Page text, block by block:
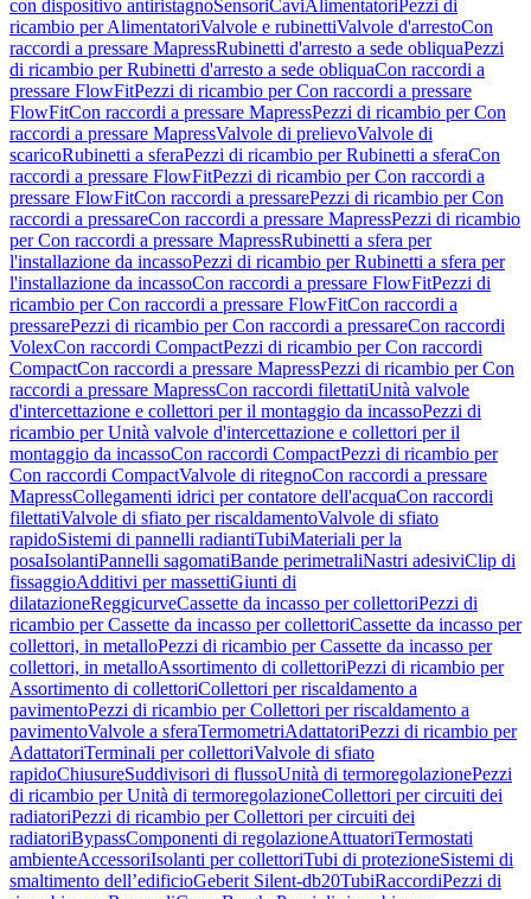
con dispositivo antiristagnoSensoriCaviAlimentatori Pezzi di
ricambio per AlimentatoriValvole e rubinettiValvole d'arrestoCon
raccordi a pressare MapressRubinetti d'arresto a sede obliquaPezzi
di ricambio per Rubinetti d'arresto a sede obliquaCon raccordi a
pressare FlowFitPezzi di ricambio per Con raccordi a pressare
FlowFitCon raccordi a pressare MapressPezzi di ricambio per Con
raccordi a pressare MapressValvole di prelievoValvole di
scaricoRubinetti a sferaPezzi di ricambio per Rubinetti a sferaCon
raccordi a pressare FlowFitPezzi di ricambio per Con raccordi a
pressare FlowFitCon raccordi a pressarePezzi di ricambio per Con
raccordi a pressareCon raccordi a pressare MapressPezzi di ricambio
per Con raccordi a pressare MapressRubinetti a sfera per
l'installazione da incassoPezzi di ricambio per Rubinetti a sfera per
l'installazione da incassoCon raccordi a pressare FlowFitPezzi di
ricambio per Con raccordi a pressare FlowFitCon raccordi a
pressarePezzi di ricambio per Con raccordi a pressareCon raccordi
VolexCon raccordi CompactPezzi di ricambio per Con raccordi
CompactCon raccordi a pressare MapressPezzi di ricambio per Con
raccordi a pressare MapressCon raccordi filettatiUnità valvole
d'intercettazione e collettori per il montaggio da incassoPezzi di
ricambio per Unità valvole d'intercettazione e collettori per il
montaggio da incassoCon raccordi CompactPezzi di ricambio per
Con raccordi CompactValvole di ritegnoCon raccordi a pressare
MapressCollegamenti idrici per contatore dell'acquaCon raccordi
filettatiValvole di sfiato per riscaldamentoValvole di sfiato
rapidoSistemi di pannelli radiantiTubiMateriali per la
posaIsolantiPannelli sagomatiBande perimetraliNastri adesiviClip di
fissaggioAdditivi per massettiGiunti di
dilatazioneReggicurveCassette da incasso per collettoriPezzi di
ricambio per Cassette da incasso per collettoriCassette da incasso per
collettori, in metalloPezzi di ricambio per Cassette da incasso per
collettori, in metalloAssortimento di collettoriPezzi di ricambio per
Assortimento di collettoriCollettori per riscaldamento a
pavimentoPezzi di ricambio per Collettori per riscaldamento a
pavimentoValvole a sferaTermometriAdattatoriPezzi di ricambio per
AdattatoriTerminali per collettoriValvole di sfiato
rapidoChiusureSuddivisori di flussoUnità di termoregolazionePezzi
di ricambio per Unità di termoregolazioneCollettori per circuiti dei
radiatoriPezzi di ricambio per Collettori per circuiti dei
radiatoriBypassComponenti di regolazioneAttuatoriTermostati
ambienteAccessoriIsolanti per collettoriTubi di protezioneSistemi di
smaltimento dell’edificioGeberit Silent-db20TubiRaccordiPezzi di